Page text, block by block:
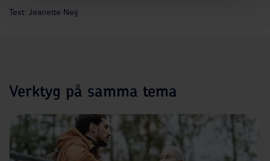
Text: Jeanette Neij
Verktyg på samma tema